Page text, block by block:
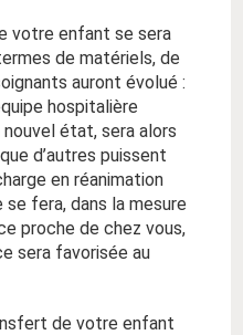
votre enfant se sera
de matériels, de
auront évolué :
hospitalière
état, sera alors
d’autres puissent
en réanimation
fera, dans la mesure
proche de chez vous,
sera favorisée au
de votre enfant